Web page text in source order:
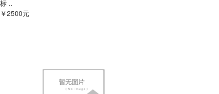
标 ..
￥2500元